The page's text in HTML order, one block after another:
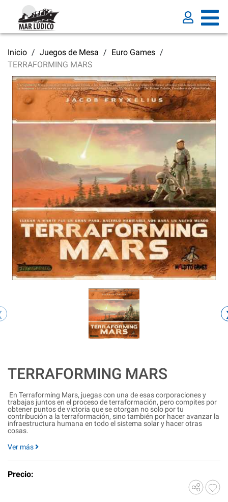
Inicio Juegos de Mesa
Euro Games
TERRAFORMING MARS
TERRAFORMING MARS
En Terraforming Mars, juegas con una de esas corporaciones y
trabajas juntos en el proceso de terraformación, pero compites por
obtener puntos de victoria que se otorgan no solo por tu
contribución a la terraformación, sino también por hacer avanzar la
infraestructura humana en todo el sistema solar y hacer otras
cosas.
Ver más
Precio: